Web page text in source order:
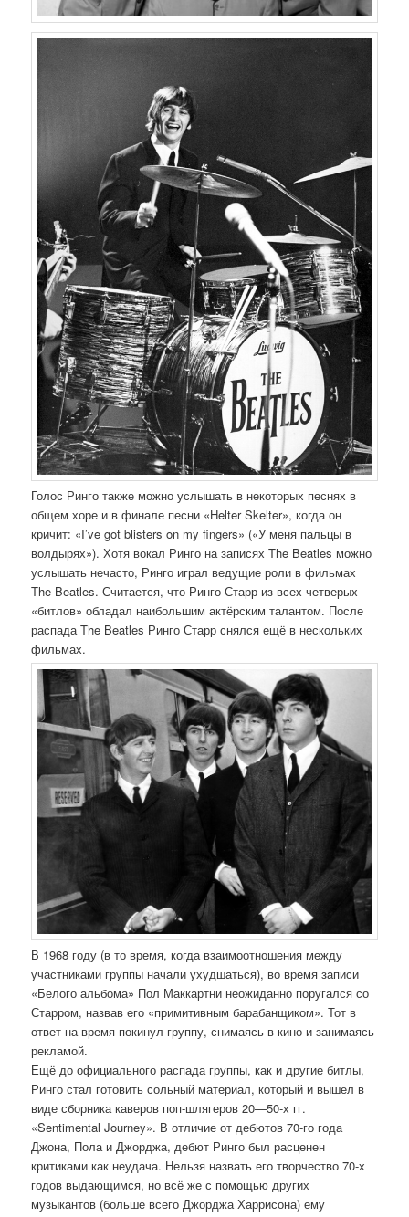
Голос Ринго также можно услышать в некоторых песнях в
общем хоре и в финале песни «Helter Skelter», когда он
кричит: «I’ve got blisters on my fingers» («У меня пальцы в
волдырях»). Хотя вокал Ринго на записях The Beatles можно
услышать нечасто, Ринго играл ведущие роли в фильмах
The Beatles. Считается, что Ринго Старр из всех четверых
«битлов» обладал наибольшим актёрским талантом. После
распада The Beatles Ринго Старр снялся ещё в нескольких
фильмах.
В 1968 году (в то время, когда взаимоотношения между
участниками группы начали ухудшаться), во время записи
«Белого альбома» Пол Маккартни неожиданно поругался со
Старром, назвав его «примитивным барабанщиком». Тот в
ответ на время покинул группу, снимаясь в кино и занимаясь
рекламой.
Ещё до официального распада группы, как и другие битлы,
Ринго стал готовить сольный материал, который и вышел в
виде сборника каверов поп-шлягеров 20—50-х гг.
«Sentimental Journey». В отличие от дебютов 70-го года
Джона, Пола и Джорджа, дебют Ринго был расценен
критиками как неудача. Нельзя назвать его творчество 70-х
годов выдающимся, но всё же с помощью других
музыкантов (больше всего Джорджа Харрисона) ему